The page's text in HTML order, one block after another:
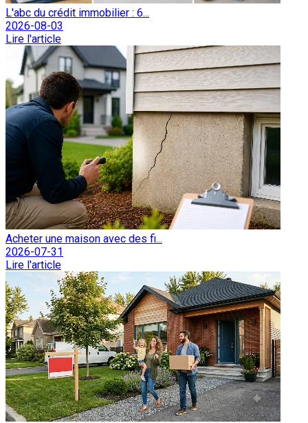
L'abc du crédit immobilier : 6...
2026-08-03
Lire l'article
Acheter une maison avec des fi...
2026-07-31
Lire l'article